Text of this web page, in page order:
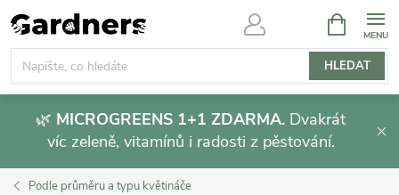
Přejít
na
obsah
HLEDAT
NÁKUPNÍ
KOŠÍK
🌿 MICROGREENS 1+1 ZDARMA. Dvakrát
víc zeleně, vitamínů i radosti z pěstování.
Podle průměru a typu květináče